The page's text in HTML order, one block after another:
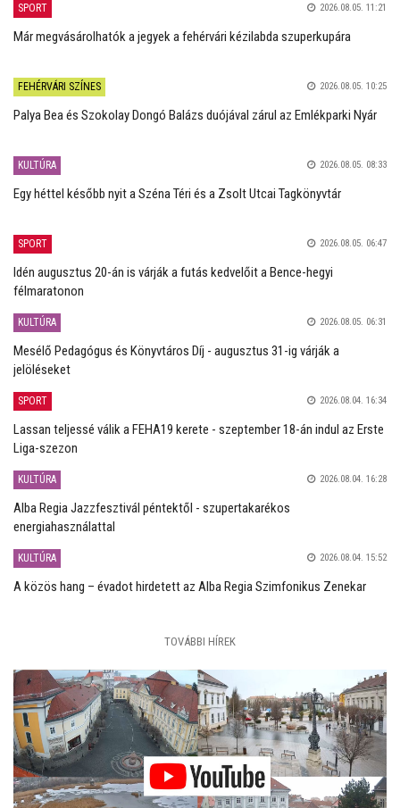
SPORT 2026.08.05. 11:21
Már megvásárolhatók a jegyek a fehérvári kézilabda szuperkupára
FEHÉRVÁRI SZÍNES 2026.08.05. 10:25
Palya Bea és Szokolay Dongó Balázs duójával zárul az Emlékparki Nyár
KULTÚRA 2026.08.05. 08:33
Egy héttel később nyit a Széna Téri és a Zsolt Utcai Tagkönyvtár
SPORT 2026.08.05. 06:47
Idén augusztus 20-án is várják a futás kedvelőit a Bence-hegyi
félmaratonon
KULTÚRA 2026.08.05. 06:31
Mesélő Pedagógus és Könyvtáros Díj - augusztus 31-ig várják a
jelöléseket
SPORT 2026.08.04. 16:34
Lassan teljessé válik a FEHA19 kerete - szeptember 18-án indul az Erste
Liga-szezon
KULTÚRA 2026.08.04. 16:28
Alba Regia Jazzfesztivál péntektől - szupertakarékos
energiahasználattal
KULTÚRA 2026.08.04. 15:52
A közös hang – évadot hirdetett az Alba Regia Szimfonikus Zenekar
TOVÁBBI HÍREK